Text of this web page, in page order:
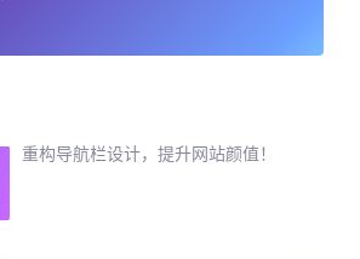
重构导航栏设计，提升网站颜值！